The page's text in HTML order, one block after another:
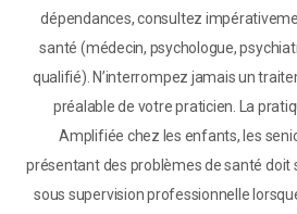
dépendances, consultez
santé (médecin, psychologue,
qualifié). N’interrompez jamais un
préalable de votre praticien. La
Amplifiée chez les enfants, les
présentant des problèmes de santé doit
sous supervision professionnelle